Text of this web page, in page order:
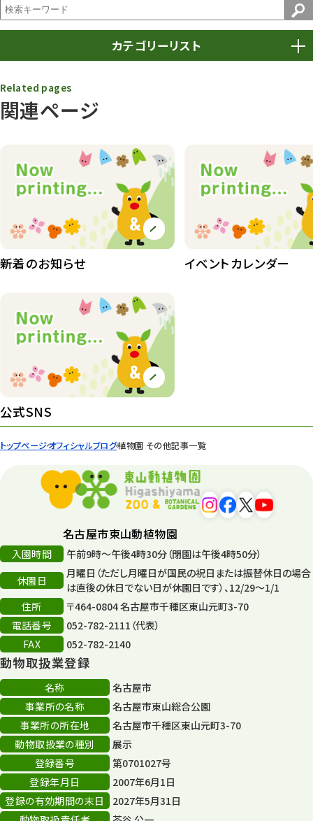
トップページオフィシャルブログ植物園 その他記事一覧
カテゴリーリスト
動物園
動物園その他 117
植物園 510
植物たち 407
植物園長の庭
桜情報
紅葉情報
ズーボ
イベント
平和公園
森のとこやさん
再生
再生フォーラム
80周年
その他
その他イベント
スカイタワー
年末年始のイベント
関連ページ
Related pages
新着のお知らせ イベントカレンダー
公式SNS
名古屋市東山動植物園
入園時間
午前9時～午後4時30分（閉園は午後4時50分）
休園日
月曜日（ただし月曜日が国民の祝日または振替休日の場合
は直後の休日でない日が休園日です）、12/29～1/1
住所
〒464-0804 名古屋市千種区東山元町3-70
電話番号
052-782-2111（代表）
FAX
052-782-2140
動物取扱業登録
名称
名古屋市
事業所の名称
名古屋市東山総合公園
事業所の所在地
名古屋市千種区東山元町3-70
動物取扱業の種別
展示
登録番号
第0701027号
登録年月日
2007年6月1日
登録の有効期間の末日
2027年5月31日